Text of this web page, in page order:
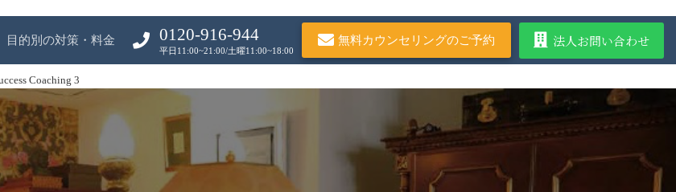
目的別の対策・料金 0120-916-944
平日11:00~21:00/土曜11:00~18:00
無料カウンセリングのご予約 法人お問い合わせ
Coaching 3